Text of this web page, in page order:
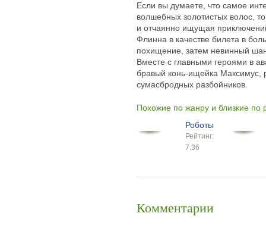
Если вы думаете, что самое
волшебных золотистых волос,
и отчаянно ищущая
Флинна в качестве билета в
похищение, затем невинный
Вместе с главными героями в
бравый конь-ищейка Максимус,
сумасбродных разбойников.
Похожие по жанру и близкие по
Роботы
Рейтинг:
7.36
Комментарии